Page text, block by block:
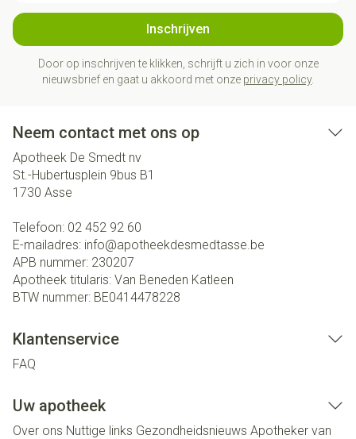
Inschrijven
Door op inschrijven te klikken, schrijft u zich in voor onze
nieuwsbrief en gaat u akkoord met onze privacy policy.
Neem contact met ons op
Apotheek De Smedt nv
St.-Hubertusplein 9bus B1
1730 Asse
Telefoon: 02 452 92 60
E-mailadres: info@apotheekdesmedtasse.be
APB nummer: 230207
Apotheek titularis: Van Beneden Katleen
BTW nummer: BE0414478228
Klantenservice
FAQ
Uw apotheek
Over ons Nuttige links Gezondheidsnieuws Apotheker van